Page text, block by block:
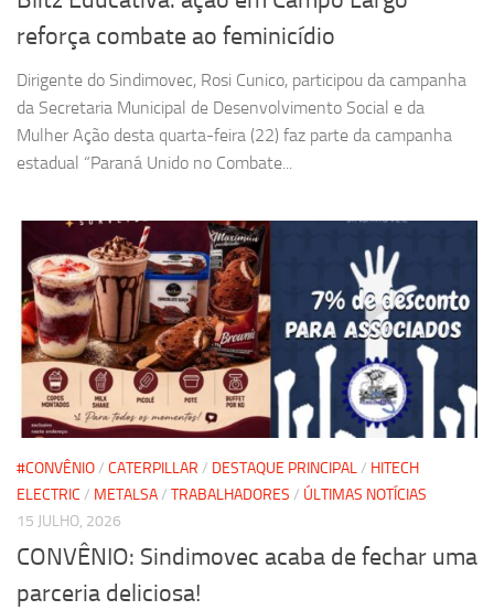
reforça combate ao feminicídio
Dirigente do Sindimovec, Rosi Cunico, participou da campanha
da Secretaria Municipal de Desenvolvimento Social e da
Mulher Ação desta quarta-feira (22) faz parte da campanha
estadual “Paraná Unido no Combate...
#CONVÊNIO/ CATERPILLAR / DESTAQUE PRINCIPAL/ HITECH
ELECTRIC / METALSA/ TRABALHADORES / ÚLTIMAS NOTÍCIAS
15 JULHO, 2026
CONVÊNIO: Sindimovec acaba de fechar uma
parceria deliciosa!